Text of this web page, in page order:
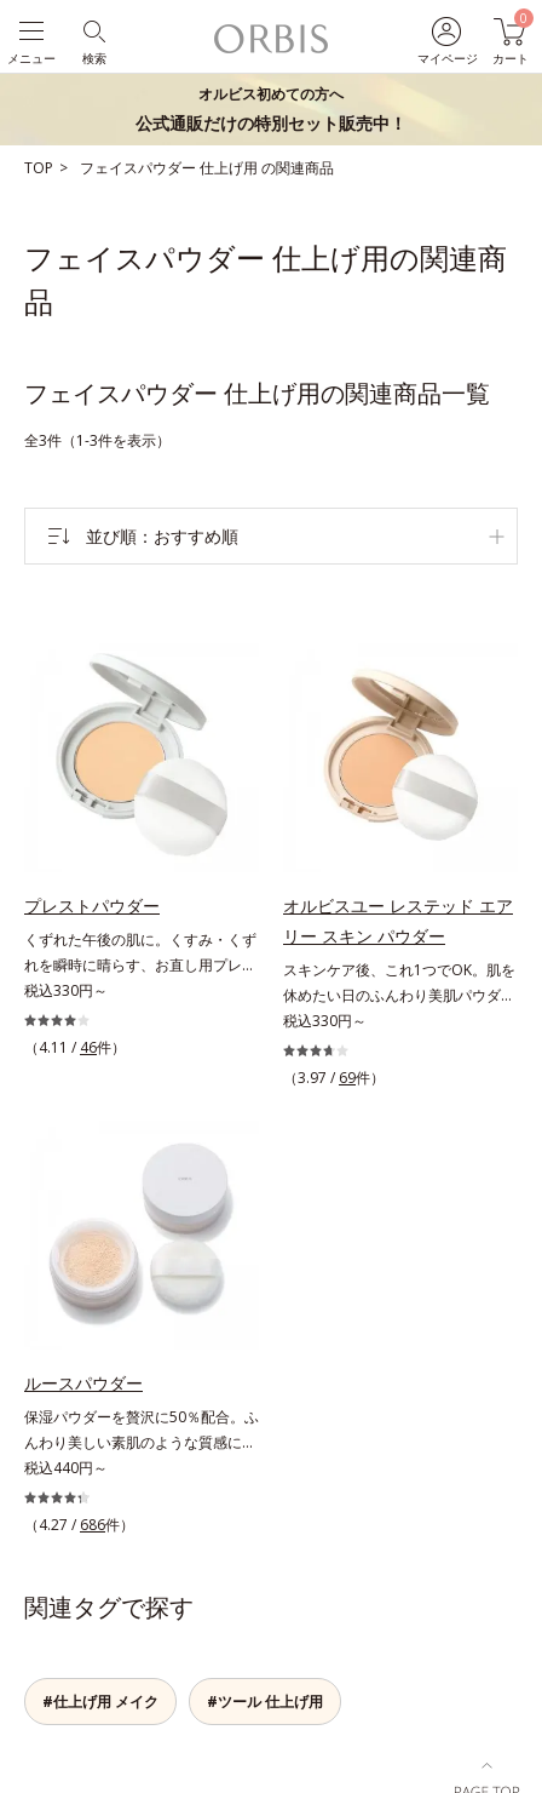
マイページ
0
カート
検索
メニュー
オルビス初めての方へ
公式通販だけの特別セット販売中！
TOP フェイスパウダー 仕上げ用 の関連商品
フェイスパウダー 仕上げ用の関連商
品
フェイスパウダー 仕上げ用の関連商品一覧
全3件（1-3件を表示）
並び順 おすすめ順
プレストパウダー
くずれた午後の肌に。くすみ・くず
れを瞬時に晴らす、お直し用プレス
トパウダー。くすみ・くずれを瞬時
に晴らす、お直し用のプレストパウ
ダーです。朝のメイクから時間が経
でくずれて毛穴に落ちたファンデー
ションのすき間にフィットし、凹凸
や毛穴をフラットに整えます。また
お直しと同時にうるおいを補給。さ
らに余分な皮脂を吸着して、水分と
皮脂のバランスをコントロールし、
メイクがくずれにくい肌へ。“立て
直す”ことにこだわった設計で、メ
み、ポンポンするだけでキレイが復
活します。リキッド、クッション、
パウダー、どんなファンデーション
の上に重ねてもOK。携帯に便利な
コンパクトタイプです。
税込330円～
（4.11 / 46件）
オルビスユー レステッド エア
リー スキン パウダー
スキンケア後、これ1つでOK。肌を
休めたい日のふんわり美肌パウダ
ー。ふんわり美肌が叶う、うるおい
パウダーです。3色の光を操るパウ
ダーがツヤと透明感を演出。ソフト
税込330円～
（3.97 / 69件）
ルースパウダー
保湿パウダーを贅沢に50％配合。ふ
んわり美しい素肌のような質感にな
りながらもうるおいとツヤを叶える
フェイスパウダー。朝の仕上がりの
クオリティが全然違う！ まるで美
タイプのファンデーションを使って
も、仕上げがパサパサのお粉ではせ
をまとったグロウニュアンスパウダ
ーを新配合。リキッドのツヤ感を活
税込440円～
（4.27 / 686件）
関連タグで探す
#仕上げ用 メイク #ツール 仕上げ用